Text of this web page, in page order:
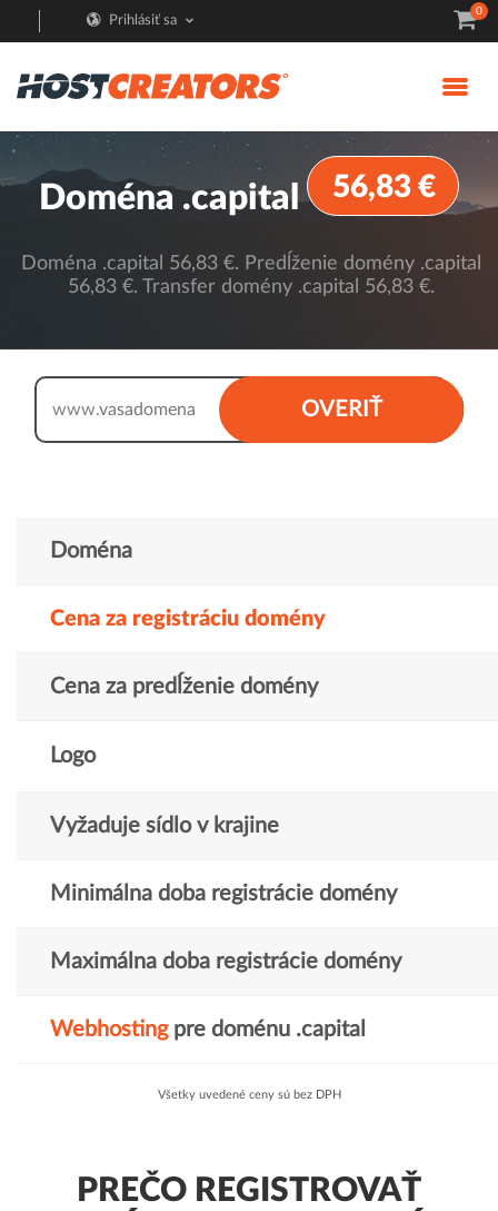
Prihlásiť sa
0
Doména .capital 56,83 €
Doména .capital 56,83 €. Predĺženie domény .capital
56,83 €. Transfer domény .capital 56,83 €.
OVERIŤ
www.
Doména
Cena za registráciu domény
Cena za predĺženie domény
Logo
Vyžaduje sídlo v krajine
Minimálna doba registrácie domény
Maximálna doba registrácie domény
Webhostingpre doménu .capital
Všetky uvedené ceny sú bez DPH
PREČO REGISTROVAŤ